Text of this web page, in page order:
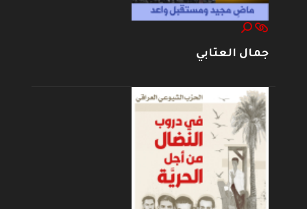
جمال العتابي